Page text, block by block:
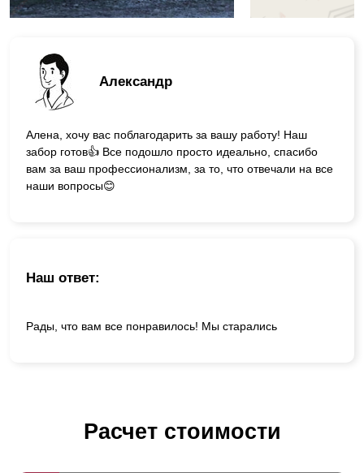
Александр
Алена, хочу вас поблагодарить за вашу работу! Наш
забор готов👍 Все подошло просто идеально, спасибо
вам за ваш профессионализм, за то, что отвечали на все
наши вопросы😊
Наш ответ:
Рады, что вам все понравилось! Мы старались
Расчет стоимости